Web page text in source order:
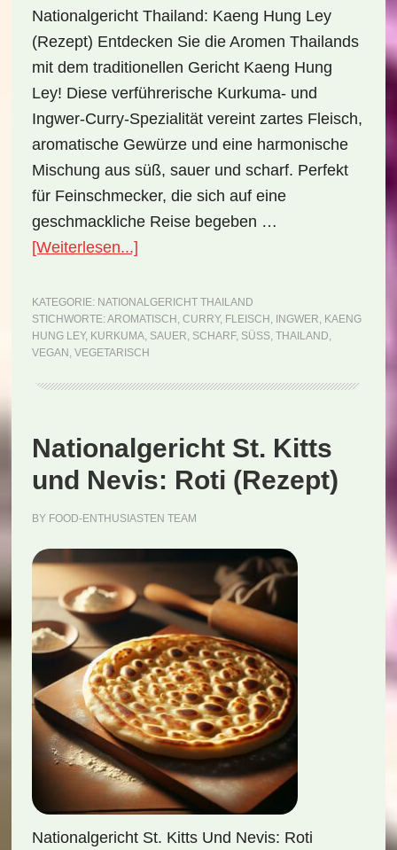
Nationalgericht Thailand: Kaeng Hung Ley
(Rezept) Entdecken Sie die Aromen Thailands
mit dem traditionellen Gericht Kaeng Hung
Ley! Diese verführerische Kurkuma- und
Ingwer-Curry-Spezialität vereint zartes Fleisch,
aromatische Gewürze und eine harmonische
Mischung aus süß, sauer und scharf. Perfekt
für Feinschmecker, die sich auf eine
geschmackliche Reise begeben …
[Weiterlesen...]ÜberNationalgericht
Kaeng
Hung
Ley
KATEGORIE: NATIONALGERICHT THAILAND
STICHWORTE: AROMATISCH , CURRY, FLEISCH , INGWER, KAENG
HUNG LEY, KURKUMA, SAUER, SCHARF, SÜSS , THAILAND,
VEGAN , VEGETARISCH
Nationalgericht St. Kitts
und Nevis: Roti (Rezept)
BY FOOD-ENTHUSIASTEN TEAM
Nationalgericht St. Kitts Und Nevis: Roti